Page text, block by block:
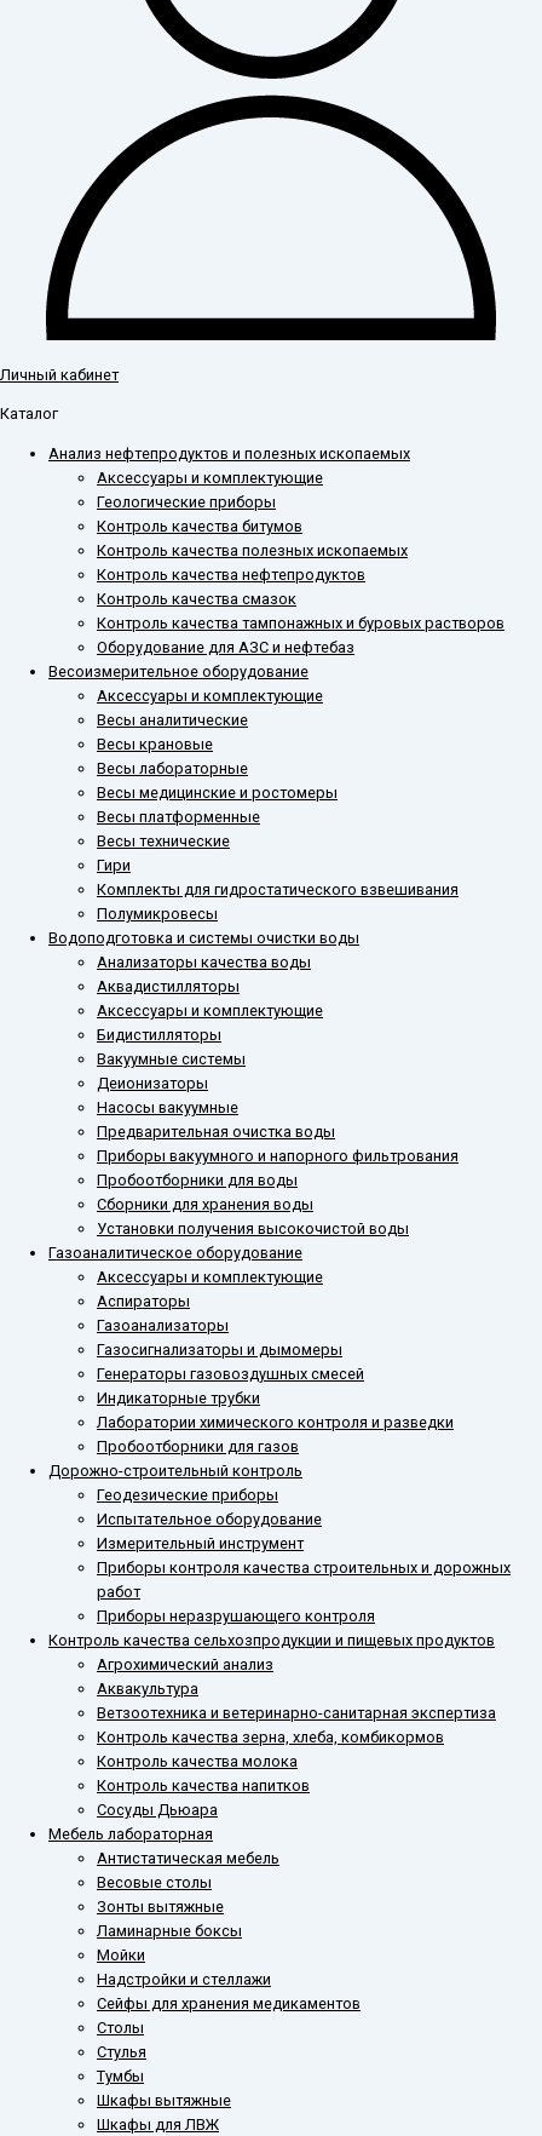
Личный кабинет
Каталог
Анализ нефтепродуктов и полезных ископаемых
Аксессуары и комплектующие
Геологические приборы
Контроль качества битумов
Контроль качества полезных ископаемых
Контроль качества нефтепродуктов
Контроль качества смазок
Контроль качества тампонажных и буровых растворов
Оборудование для АЗС и нефтебаз
Весоизмерительное оборудование
Аксессуары и комплектующие
Весы аналитические
Весы крановые
Весы лабораторные
Весы медицинские и ростомеры
Весы платформенные
Весы технические
Гири
Комплекты для гидростатического взвешивания
Полумикровесы
Водоподготовка и системы очистки воды
Анализаторы качества воды
Аквадистилляторы
Аксессуары и комплектующие
Бидистилляторы
Вакуумные системы
Деионизаторы
Насосы вакуумные
Предварительная очистка воды
Приборы вакуумного и напорного фильтрования
Пробоотборники для воды
Сборники для хранения воды
Установки получения высокочистой воды
Газоаналитическое оборудование
Аксессуары и комплектующие
Аспираторы
Газоанализаторы
Газосигнализаторы и дымомеры
Генераторы газовоздушных смесей
Индикаторные трубки
Лаборатории химического контроля и разведки
Пробоотборники для газов
Дорожно-строительный контроль
Геодезические приборы
Испытательное оборудование
Измерительный инструмент
Приборы контроля качества строительных и дорожных
работ
Приборы неразрушающего контроля
Контроль качества сельхозпродукции и пищевых продуктов
Агрохимический анализ
Аквакультура
Ветзоотехника и ветеринарно-санитарная экспертиза
Контроль качества зерна, хлеба, комбикормов
Контроль качества молока
Контроль качества напитков
Сосуды Дьюара
Мебель лабораторная
Антистатическая мебель
Весовые столы
Зонты вытяжные
Ламинарные боксы
Мойки
Надстройки и стеллажи
Сейфы для хранения медикаментов
Столы
Стулья
Тумбы
Шкафы вытяжные
Шкафы для ЛВЖ